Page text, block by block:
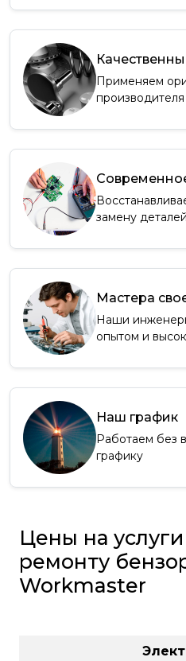
Применяем
производителя
замену деталей
Мастера
Наши
опытом и
Наш график
Работаем без
графику
Цены на
ремонту
Workmaster